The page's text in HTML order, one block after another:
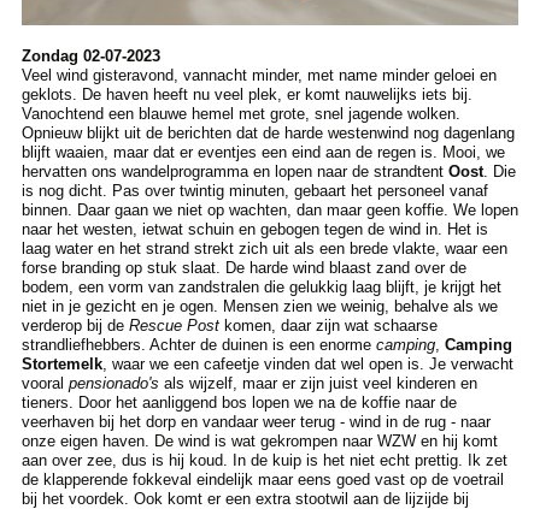
Zondag 02-07-2023
Veel wind gisteravond, vannacht minder, met name minder geloei en
geklots. De haven heeft nu veel plek, er komt nauwelijks iets bij.
Vanochtend een blauwe hemel met grote, snel jagende wolken.
Opnieuw blijkt uit de berichten dat de harde westenwind nog dagenlang
blijft waaien, maar dat er eventjes een eind aan de regen is. Mooi, we
hervatten ons wandelprogramma en lopen naar de strandtent Oost. Die
is nog dicht. Pas over twintig minuten, gebaart het personeel vanaf
binnen. Daar gaan we niet op wachten, dan maar geen koffie. We lopen
naar het westen, ietwat schuin en gebogen tegen de wind in. Het is
laag water en het strand strekt zich uit als een brede vlakte, waar een
forse branding op stuk slaat. De harde wind blaast zand over de
bodem, een vorm van zandstralen die gelukkig laag blijft, je krijgt het
niet in je gezicht en je ogen. Mensen zien we weinig, behalve als we
verderop bij de Rescue Postkomen, daar zijn wat schaarse
strandliefhebbers. Achter de duinen is een enorme camping, Camping
Stortemelk, waar we een cafeetje vinden dat wel open is. Je verwacht
vooral pensionado's als wijzelf, maar er zijn juist veel kinderen en
tieners. Door het aanliggend bos lopen we na de koffie naar de
veerhaven bij het dorp en vandaar weer terug - wind in de rug - naar
onze eigen haven. De wind is wat gekrompen naar WZW en hij komt
aan over zee, dus is hij koud. In de kuip is het niet echt prettig. Ik zet
de klapperende fokkeval eindelijk maar eens goed vast op de voetrail
bij het voordek. Ook komt er een extra stootwil aan de lijzijde bij